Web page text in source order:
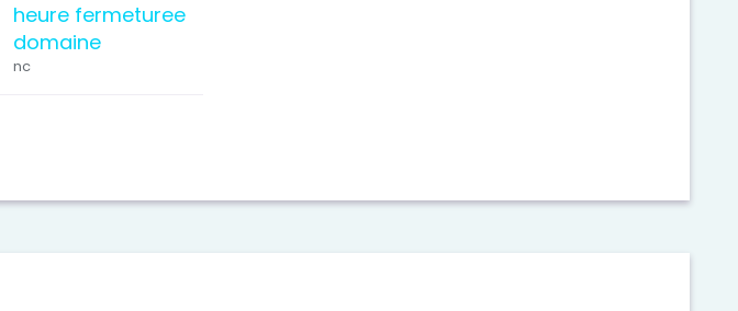
heure fermeturee
domaine
nc